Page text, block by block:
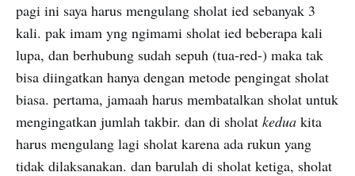
pagi ini saya harus mengulang sholat ied sebanyak 3
kali. pak imam yng ngimami sholat ied beberapa kali
lupa, dan berhubung sudah sepuh (tua-red-) maka tak
bisa diingatkan hanya dengan metode pengingat sholat
biasa. pertama, jamaah harus membatalkan sholat untuk
mengingatkan jumlah takbir. dan di sholat kedua kita
harus mengulang lagi sholat karena ada rukun yang
tidak dilaksanakan. dan barulah di sholat ketiga, sholat